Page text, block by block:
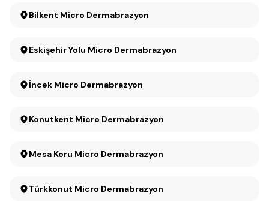
Bilkent Micro Dermabrazyon
Eskişehir Yolu Micro Dermabrazyon
İncek Micro Dermabrazyon
Konutkent Micro Dermabrazyon
Mesa Koru Micro Dermabrazyon
Türkkonut Micro Dermabrazyon